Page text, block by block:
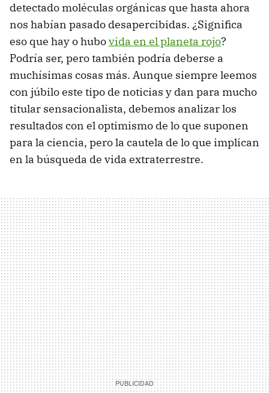
detectado moléculas orgánicas que hasta ahora
nos habían pasado desapercibidas. ¿Significa
eso que hay o hubovida en el planeta rojo?
Podría ser, pero también podría deberse a
muchísimas cosas más. Aunque siempre leemos
con júbilo este tipo de noticias y dan para mucho
titular sensacionalista, debemos analizar los
resultados con el optimismo de lo que suponen
para la ciencia, pero la cautela de lo que implican
en la búsqueda de vida extraterrestre.